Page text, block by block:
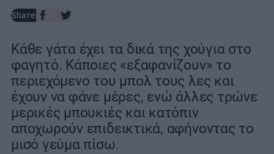
Share
Κάθε γάτα έχει τα δικά της χούγια στο
φαγητό. Κάποιες «εξαφανίζουν» το
περιεχόμενο του μπολ τους λες και
έχουν να φάνε μέρες, ενώ άλλες τρώνε
μερικές μπουκιές και κατόπιν
αποχωρούν επιδεικτικά, αφήνοντας το
μισό γεύμα πίσω.